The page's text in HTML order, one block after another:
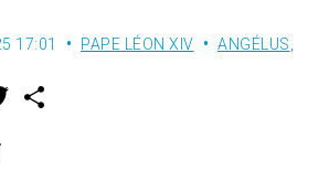
17:01 PAPE LÉON XIV ANGÉLUS
w